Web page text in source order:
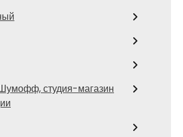
студия-магазин